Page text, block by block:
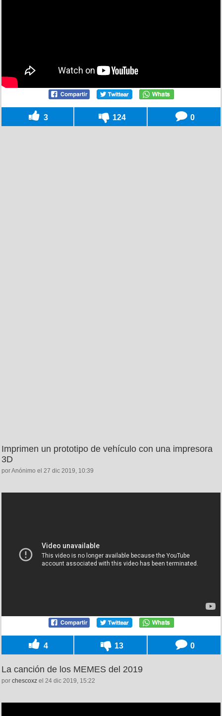
3 124 0
Imprimen un prototipo de vehículo con una impresora
3D
por Anónimo el 27 dic 2019, 10:39
4 13 0
La canción de los MEMES del 2019
por chescoxz el 24 dic 2019, 15:22